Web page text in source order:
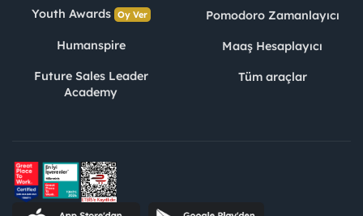
Youth Awards Oy Ver
Humanspire
Future Sales Leader
Academy
Pomodoro Zamanlayıcı
Maaş Hesaplayıcı
Tüm araçlar